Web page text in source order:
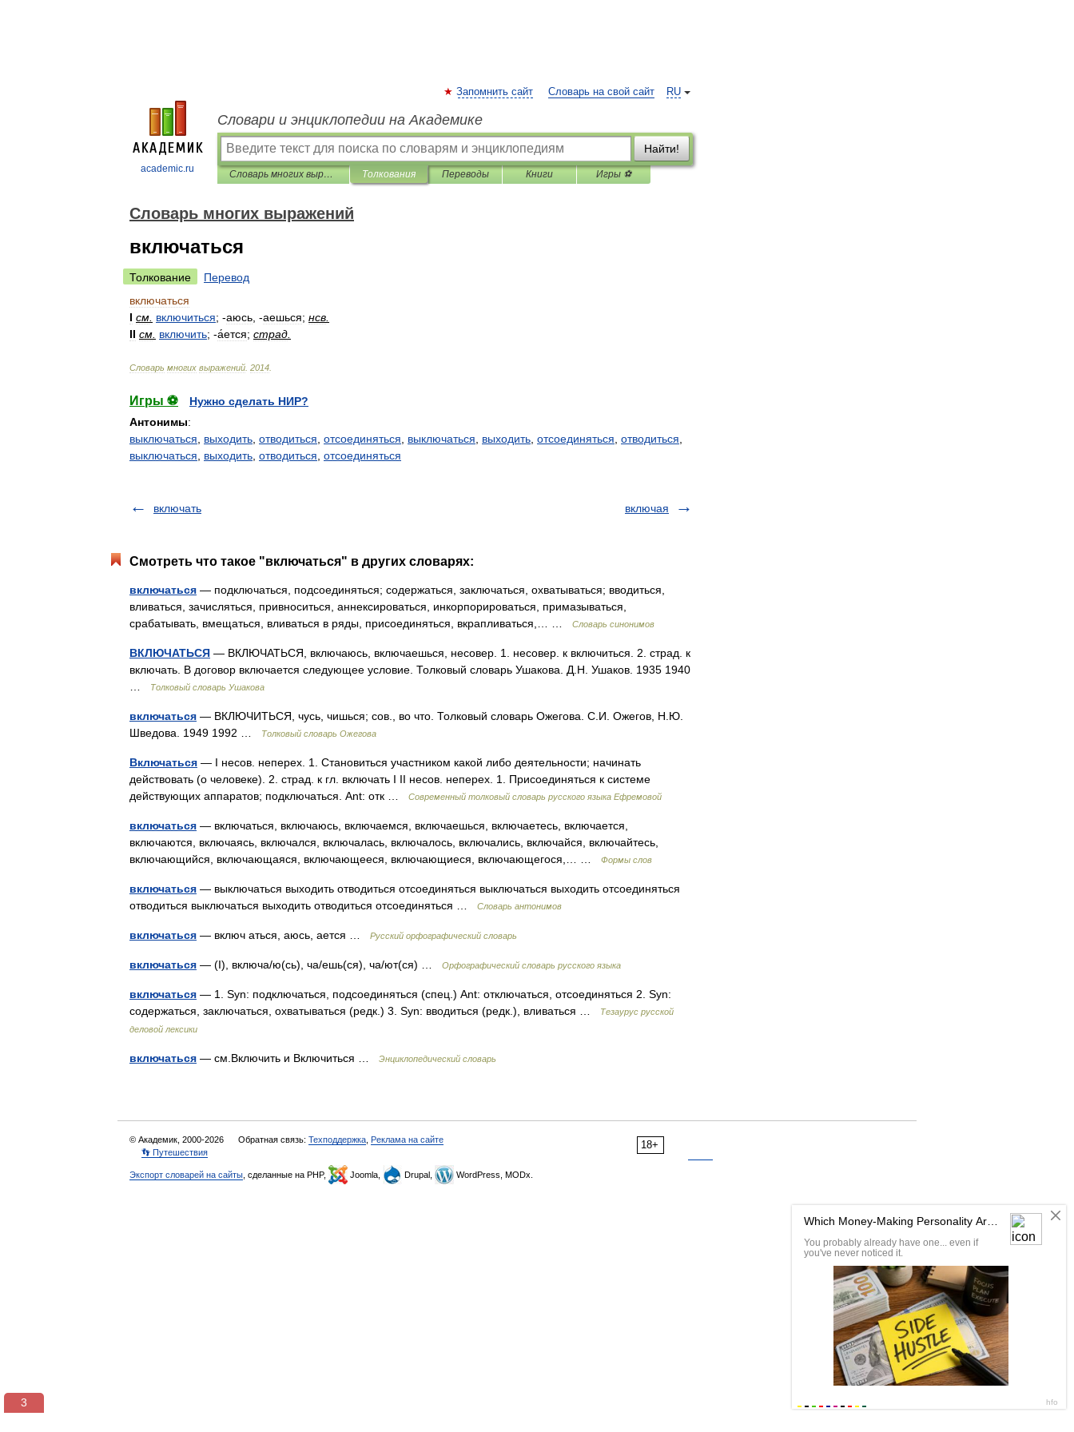
academic.ru
RU
Запомнить сайт Словарь на свой сайт
Словари и энциклопедии на Академике
Найти!
Словарь многих выражений Толкования Переводы Книги Игры ⚽
Словарь многих выражений
включаться
Толкование
Перевод
включаться
I см включиться; -аюсь , -аешься; нсв
II см включить; -а́ется; страд
Словарь многих выражений 2014
Игры ⚽
Нужно сделать НИР?
Антонимы:
выключаться
выходить отводиться отсоединяться выключаться выходить отсоединяться отводиться
выключаться
выходить отводиться отсоединяться
включать включая
Смотреть что такое "включаться" в других словарях:
включаться — подключаться, подсоединяться; содержаться, заключаться, охватываться; вводиться,
вливаться, зачисляться, привноситься, аннексироваться, инкорпорироваться, примазываться,
срабатывать, вмещаться, вливаться в ряды, присоединяться, вкрапливаться,… …
Словарь синонимов
ВКЛЮЧАТЬСЯ — ВКЛЮЧАТЬСЯ, включаюсь, включаешься, несовер. 1. несовер. к включиться. 2. страд. к
включать. В договор включается следующее условие. Толковый словарь Ушакова. Д.Н. Ушаков. 1935 1940
Толковый словарь Ушакова
включаться — ВКЛЮЧИТЬСЯ, чусь, чишься; сов., во что. Толковый словарь Ожегова. С.И. Ожегов, Н.Ю.
Шведова. 1949 1992 …
Толковый словарь Ожегова
Включаться — I несов. неперех. 1. Становиться участником какой либо деятельности; начинать
действовать (о человеке). 2. страд. к гл. включать I II несов. неперех. 1. Присоединяться к системе
действующих аппаратов; подключаться. Ant: отк …
Современный толковый словарь русского языка Ефремовой
включаться — включаться, включаюсь, включаемся, включаешься, включаетесь, включается,
включаются, включаясь, включался, включалась, включалось, включались, включайся, включайтесь,
включающийся, включающаяся, включающееся, включающиеся, включающегося,… …
Формы слов
включаться — выключаться выходить отводиться отсоединяться выключаться выходить отсоединяться
отводиться выключаться выходить отводиться отсоединяться …
Словарь антонимов
включаться — включ аться, аюсь, ается … Русский орфографический словарь
включаться — (I), включа/ю(сь), ча/ешь(ся), ча/ют(ся) … Орфографический словарь русского языка
включаться — 1. Syn: подключаться, подсоединяться (спец.) Ant: отключаться, отсоединяться 2. Syn:
содержаться, заключаться, охватываться (редк.) 3. Syn: вводиться (редк.), вливаться …
Тезаурус русской
деловой лексики
включаться — см.Включить и Включиться … Энциклопедический словарь
18+
© Академик, 2000-2026 Обратная связь: Техподдержка Реклама на сайте
👣 Путешествия
Экспорт словарей на сайты , сделанные на PHP, Joomla, Drupal, WordPress, MODx.
3